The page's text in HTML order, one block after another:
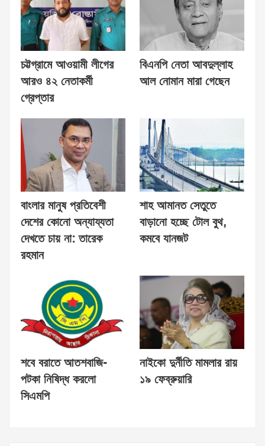
চট্টগ্রামে আওয়ামী লীগের
আরও ৪২ নেতাকর্মী
গ্রেপ্তার
বিএনপি নেতা আবদুল্লাহ
আল নোমান মারা গেছেন
বাংলার মানুষ প্রতিবেশী
দেশের কোনো অন্যায্যতা
দেখতে চায় না: তারেক
রহমান
শাহ আমানত সেতুতে
বাড়ানো হচ্ছে টোল বুথ,
কমবে যানজট
শবে বরাতে আতশবাজি-
পটকা নিষিদ্ধ করলো
সিএমপি
নাইকো দুর্নীতি মামলার রায়
১৯ ফেব্রুয়ারি